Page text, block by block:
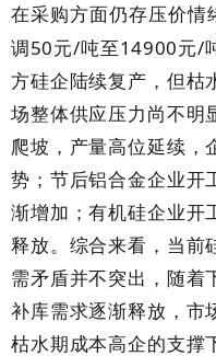
在采购方面仍存压价情
调 50元/吨至14900元/
方硅企陆续复产，但枯
场整体供应压力尚不明
爬坡，产量高位延续，
势；节后铝合金企业开
渐增加；有机硅企业开
释放。综合来看，当前
需矛盾并不突出，随着
补库需求逐渐释放，市
枯水期成本高企的支撑